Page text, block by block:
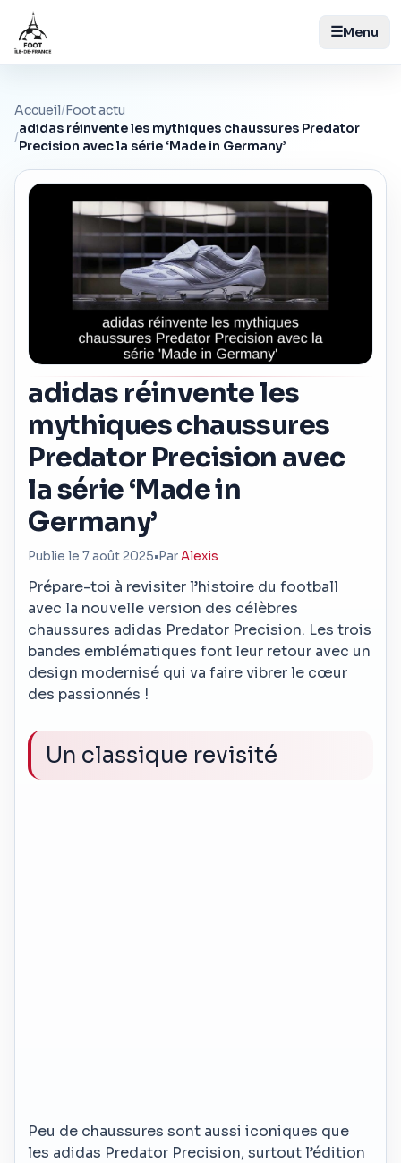
☰Menu
Accueil/Foot actu
/
adidas réinvente les mythiques chaussures Predator
Precision avec la série ‘Made in Germany’
adidas réinvente les
mythiques chaussures
Predator Precision avec
la série ‘Made in
Germany’
Publie le 7 août 2025• ParAlexis
Prépare-toi à revisiter l’histoire du football
avec la nouvelle version des célèbres
chaussures adidas Predator Precision. Les trois
bandes emblématiques font leur retour avec un
design modernisé qui va faire vibrer le cœur
des passionnés !
Un classique revisité
Peu de chaussures sont aussi iconiques que
les adidas Predator Precision, surtout l’édition